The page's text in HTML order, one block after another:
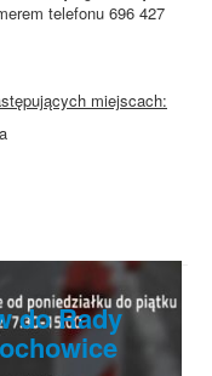
telefonu 696 427
miejscach:
do Rady